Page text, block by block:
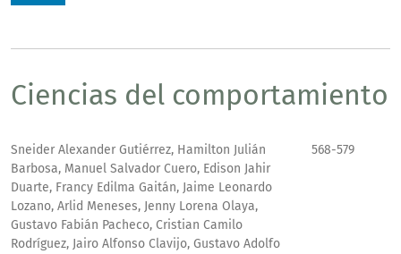
Ciencias del comportamiento
Sneider Alexander Gutiérrez, Hamilton Julián
Barbosa, Manuel Salvador Cuero, Edison Jahir
Duarte, Francy Edilma Gaitán, Jaime Leonardo
Lozano, Arlid Meneses, Jenny Lorena Olaya,
Gustavo Fabián Pacheco, Cristian Camilo
Rodríguez, Jairo Alfonso Clavijo, Gustavo Adolfo
568-579